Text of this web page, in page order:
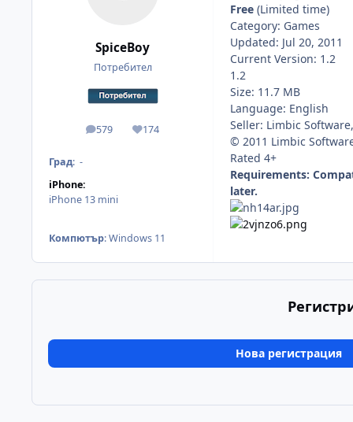
SpiceBoy
Потребител
579
мнения 174
Reputation
Град: -
iPhone:
iPhone 13 mini
Компютър:Windows 11
Free (Limited time)
Category: Games
Updated: Jul 20, 2011
Current Version: 1.2
1.2
Size: 11.7 MB
Language: English
Seller: Limbic
© 2011 Limbic
Rated 4+
Requirements:
later.
Нова регистрация